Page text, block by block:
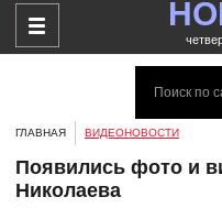
ГЛАВНАЯ ВИДЕОНОВОСТИ
Появились фото и
Николаева